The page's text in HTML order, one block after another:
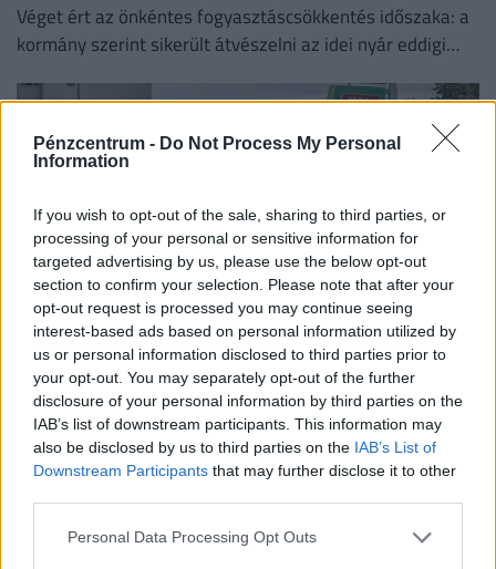
Pénzcentrum - Do Not Process My Personal
Information
If you wish to opt-out of the sale, sharing to third parties, or
processing of your personal or sensitive information for
targeted advertising by us, please use the below opt-out
section to confirm your selection. Please note that after your
opt-out request is processed you may continue seeing
interest-based ads based on personal information utilized by
us or personal information disclosed to third parties prior to
your opt-out. You may separately opt-out of the further
disclosure of your personal information by third parties on the
IAB’s list of downstream participants. This information may
also be disclosed by us to third parties on the IAB’s List of
Downstream Participants that may further disclose it to other
Personal Data Processing Opt Outs
Véget ért az önkéntes fogyasztáscsökkentés időszaka: a
kormány szerint sikerült átvészelni az idei nyár eddigi
Soha nem látott krízis a Molnál: kiderült,
mennyi pénzt kaszáltak a történelmi leállás
ellenére
A MOL-csoport ma közzétette 2026 második
negyedévének pénzügyi eredményeit.